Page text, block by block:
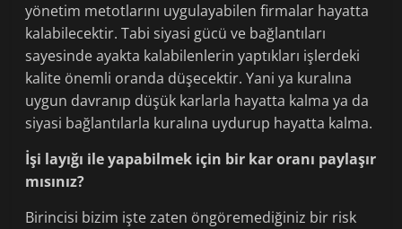
yönetim metotlarını uygulayabilen firmalar hayatta
kalabilecektir. Tabi siyasi gücü ve bağlantıları
sayesinde ayakta kalabilenlerin yaptıkları işlerdeki
kalite önemli oranda düşecektir. Yani ya kuralına
uygun davranıp düşük karlarla hayatta kalma ya da
siyasi bağlantılarla kuralına uydurup hayatta kalma.
İşi layığı ile yapabilmek için bir kar oranı paylaşır
mısınız?
Birincisi bizim işte zaten öngöremediğiniz bir risk